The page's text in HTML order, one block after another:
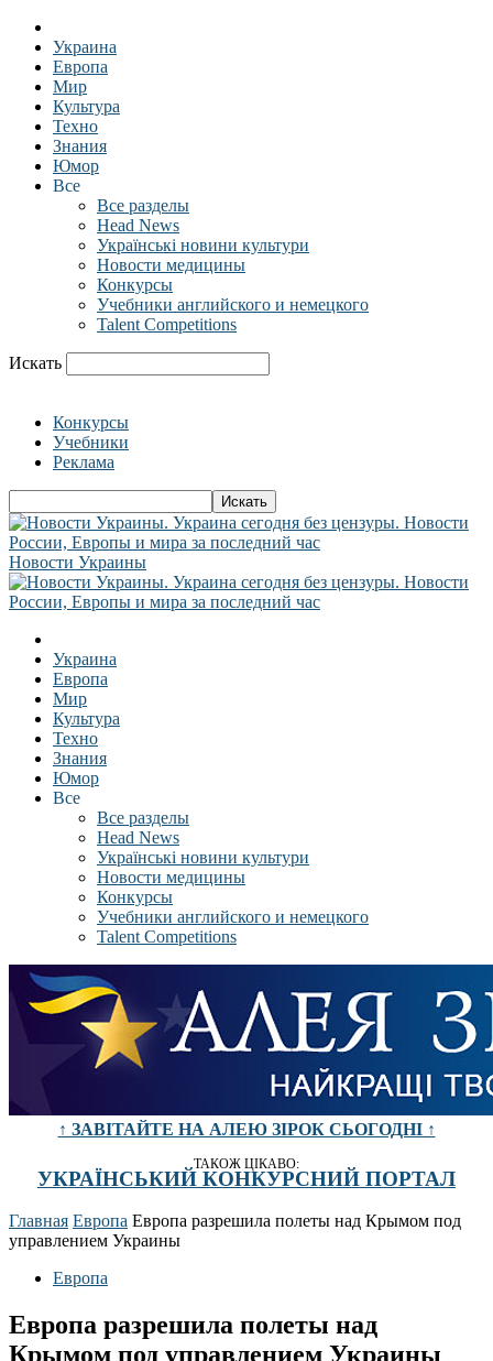
Украина
Европа
Мир
Культура
Техно
Знания
Юмор
Все
Все разделы
Head News
Українські новини культури
Новости медицины
Конкурсы
Учебники английского и немецкого
Talent Competitions
Искать
Конкурсы
Учебники
Реклама
Новости Украины
Украина
Европа
Мир
Культура
Техно
Знания
Юмор
Все
Все разделы
Head News
Українські новини культури
Новости медицины
Конкурсы
Учебники английского и немецкого
Talent Competitions
↑ ЗАВІТАЙТЕ НА АЛЕЮ ЗІРОК СЬОГОДНІ ↑
ТАКОЖ ЦІКАВО:
УКРАЇНСЬКИЙ КОНКУРСНИЙ ПОРТАЛ
Главная Европа Европа разрешила полеты над Крымом под
управлением Украины
Европа
Европа разрешила полеты над
Крымом под управлением Украины